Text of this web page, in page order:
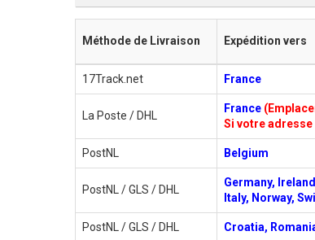
Méthode de Livraison Expédition vers
17Track.net France
La Poste / DHL
France
Si votre
PostNL Belgium
PostNL / GLS / DHL
Germany,
Italy, Norway,
PostNL / GLS / DHL Croatia,